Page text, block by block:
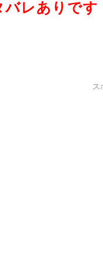
レありです
ス